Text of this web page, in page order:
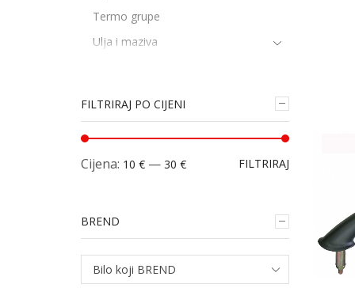
Termo grupe
Ulja i maziva
Žarulje
Zubčanici elektropokretača
MOTO OPREMA
OPREMA ZA BICIKLE
FILTRIRAJ PO CIJENI
FILTRIRAJ
Cijena: 10 € — 30 €
BREND
Bilo koji BREND